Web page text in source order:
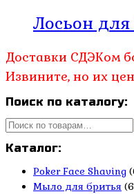
Лосьон для
Доставки СДЭКом
Извините, но их
Поиск по каталогу:
Искать:
Каталог:
Poker Face Shaving
Мыло для бритья